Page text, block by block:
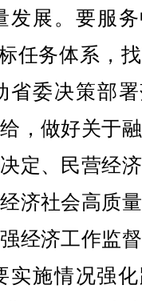
发展。要服
任务体系，
省委决策部
，做好关于
定、民营经
济社会高质
经济工作监
实施情况强